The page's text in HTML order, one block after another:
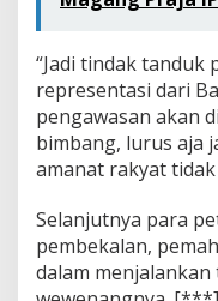
“Jadi tindak tanduk
representasi dari
pengawasan akan
bimbang, lurus aja
amanat rakyat
Selanjutnya para
pembekalan,
dalam